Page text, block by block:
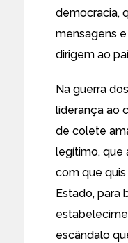
democracia,
mensagens
dirigem ao
Na guerra
liderança ao
de colete
legítimo, que
com que
Estado, para
escândalo